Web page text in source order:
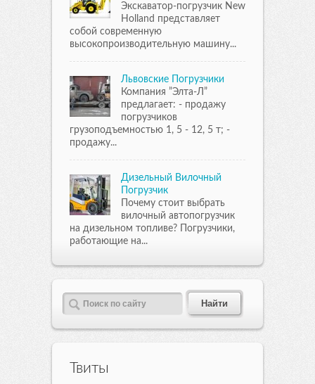
Экскаватор-погрузчик New
Holland представляет
собой современную
высокопроизводительную машину...
Львовские Погрузчики
Компания ”Элта-Л”
предлагает: - продажу
погрузчиков
грузоподъемностью 1, 5 - 12, 5 т; -
продажу...
Дизельный Вилочный
Погрузчик
Почему стоит выбрать
вилочный автопогрузчик
на дизельном топливе? Погрузчики,
работающие на...
Твиты